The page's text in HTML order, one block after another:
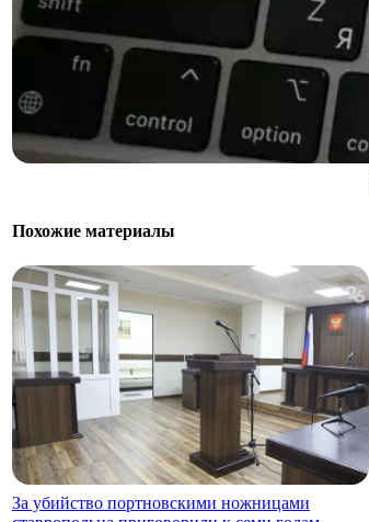
Похожие материалы
За убийство портновскими ножницами